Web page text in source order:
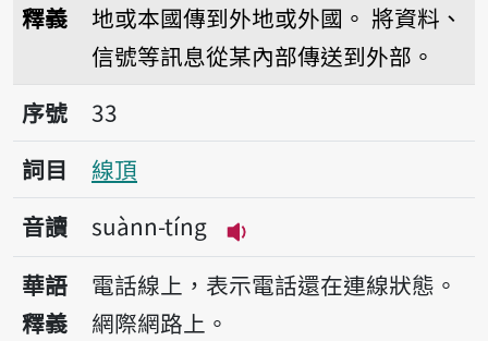
釋義
地或本國傳到外地或外國。 將資料、
信號等訊息從某內部傳送到外部。
序號33線頂
序號
33
詞目
線頂
音讀
suànn-tíng
播放音讀suànn-tíng
華語
釋義
電話線上，表示電話還在連線狀態。
網際網路上。